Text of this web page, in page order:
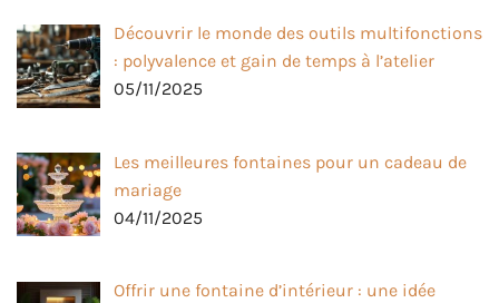
Découvrir le monde des outils multifonctions
: polyvalence et gain de temps à l’atelier
05/11/2025
Les meilleures fontaines pour un cadeau de
mariage
04/11/2025
Offrir une fontaine d’intérieur : une idée